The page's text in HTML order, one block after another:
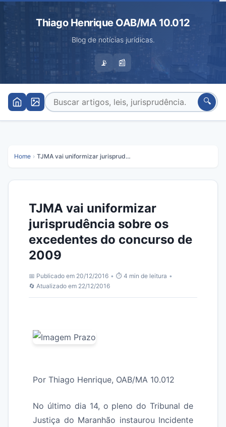
Thiago Henrique OAB/MA 10.012
Blog de notícias jurídicas.
📡 📰
🔍
Home › TJMA vai uniformizar jurisprudência sobre os excedentes do concurso de 2009
TJMA vai uniformizar
jurisprudência sobre os
excedentes do concurso de
2009
📅 Publicado em 20/12/2016 • ⏱️ 4 min de leitura •
🔄 Atualizado em 22/12/2016
Por Thiago Henrique, OAB/MA 10.012
No último dia 14, o pleno do Tribunal de
Justiça do Maranhão instaurou Incidente